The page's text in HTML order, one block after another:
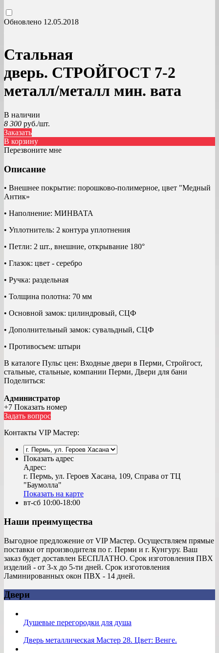
Обновлено 12.05.2018
Стальная
дверь. СТРОЙГОСТ 7-2
металл/металл мин. вата
В наличии
8 300 руб./шт.
Заказать
В корзину
Перезвоните мне
Описание
• Внешнее покрытие: порошково-полимерное, цвет "Медный
Антик»
• Наполнение: МИНВАТА
• Уплотнитель: 2 контура уплотнения
• Петли: 2 шт., внешние, открывание 180°
• Глазок: цвет - серебро
• Ручка: раздельная
• Толщина полотна: 70 мм
• Основной замок: цилиндровый, СЦФ
• Дополнительный замок: сувальдный, СЦФ
• Противосъем: штыри
В каталоге Пульс цен: Входные двери в Перми, Стройгост,
стальные, стальные, компании Перми, Двери для бани
Поделиться:
Администратор
+7 Показать номер
Задать вопрос
Контакты VIP Мастер:
Показать адрес
Адрес:
г. Пермь, ул. Героев Хасана, 109, Справа от ТЦ
"Баумолла"
Показать на карте
вт-сб 10:00-18:00
Наши преимущества
Выгодное предложение от VIP Мастер. Осуществляем прямые
поставки от производителя по г. Перми и г. Кунгуру. Ваш
заказ будет доставлен БЕСПЛАТНО. Срок изготовления ПВХ
изделий - от 3-х до 5-ти дней. Срок изготовления
Ламинированных окон ПВХ - 14 дней.
Двери
Душевые перегородки для душа
Дверь металлическая Мастер 28. Цвет: Венге.